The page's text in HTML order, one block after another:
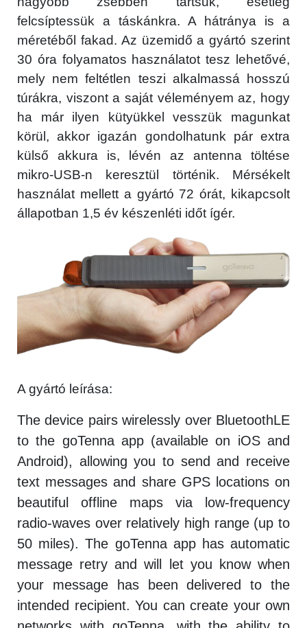
felcsíptessük a táskánkra. A hátránya is a
méretéből fakad. Az üzemidő a gyártó szerint
30 óra folyamatos használatot tesz lehetővé,
mely nem feltétlen teszi alkalmassá hosszú
túrákra, viszont a saját véleményem az, hogy
ha már ilyen kütyükkel vesszük magunkat
körül, akkor igazán gondolhatunk pár extra
külső akkura is, lévén az antenna töltése
mikro-USB-n keresztül történik. Mérsékelt
használat mellett a gyártó 72 órát, kikapcsolt
állapotban 1,5 év készenléti időt ígér.
A gyártó leírása:
The device pairs wirelessly over BluetoothLE
to the goTenna app (available on iOS and
Android), allowing you to send and receive
text messages and share GPS locations on
beautiful offline maps via low-frequency
radio-waves over relatively high range (up to
50 miles). The goTenna app has automatic
message retry and will let you know when
your message has been delivered to the
intended recipient. You can create your own